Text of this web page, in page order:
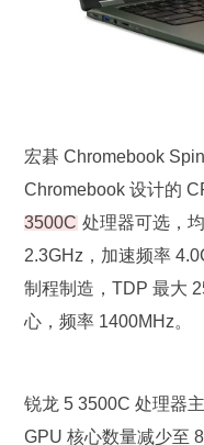
宏碁 Chromebook
Chromebook 设计的
3500C 处理器可选，
2.3GHz，加速频率
制程制造，TDP 最大
心，频率 1400MHz。
锐龙 5 3500C 处理器
GPU 核心数量减少至